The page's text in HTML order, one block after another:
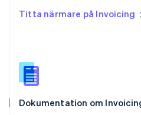
Titta närmare på Invoicing
Dokumentation om
English
Español
Storbritannien
Sverige